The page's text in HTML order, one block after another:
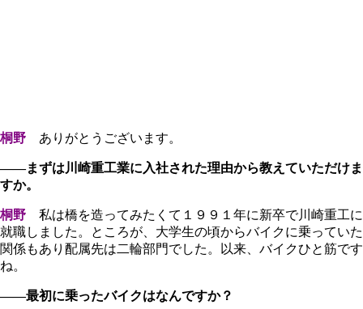
桐野 ありがとうございます。
――まずは川崎重工業に入社された理由から教えていただけま
すか。
桐野 私は橋を造ってみたくて１９９１年に新卒で川崎重工に
就職しました。ところが、大学生の頃からバイクに乗っていた
関係もあり配属先は二輪部門でした。以来、バイクひと筋です
ね。
――最初に乗ったバイクはなんですか？